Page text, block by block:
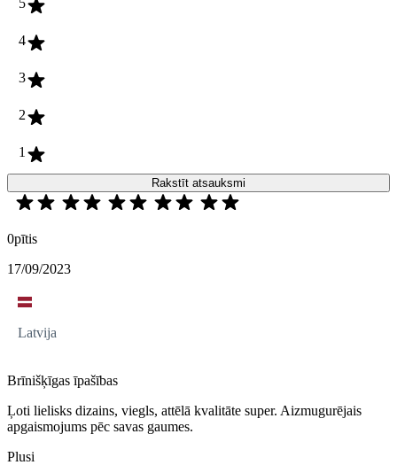
4
3
2
1
Rakstīt atsauksmi
0pītis
17/09/2023
Latvija
Brīnišķīgas īpašības
Ļoti lielisks dizains, viegls, attēlā kvalitāte super. Aizmugurējais
apgaismojums pēc savas gaumes.
Plusi